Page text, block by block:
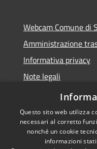
Webcam Comune di
Amministrazione
Informativa privacy
Note legali
Dichiarazione di
Questo sito web utilizza
necessari al corretto
nonché un cookie
informazioni